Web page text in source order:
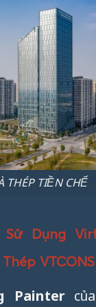
THÉP TIỀN CHẾ
Dụng
VTCONS
Paintercủa